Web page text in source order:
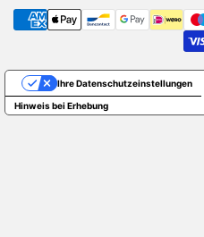
Hinweis bei Erhebung
Ihre Datenschutzeinstellungen